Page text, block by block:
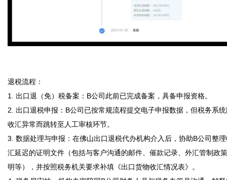
退税流程：
1. 出口退（免）税备案：B公司此前已完成备案，具备申报资格。
2. 出口退税申报：B公司已按常规流程提交电子申报数据，但税务系
收汇异常而跳转至人工审核环节。
3. 数据处理与申报：在佛山出口退税代办机构介入后，协助B公司整
汇延迟的证明文件（包括与客户沟通的邮件、催款记录、外汇管制政
明等），并按照税务机关要求补填《出口货物收汇情况表》。